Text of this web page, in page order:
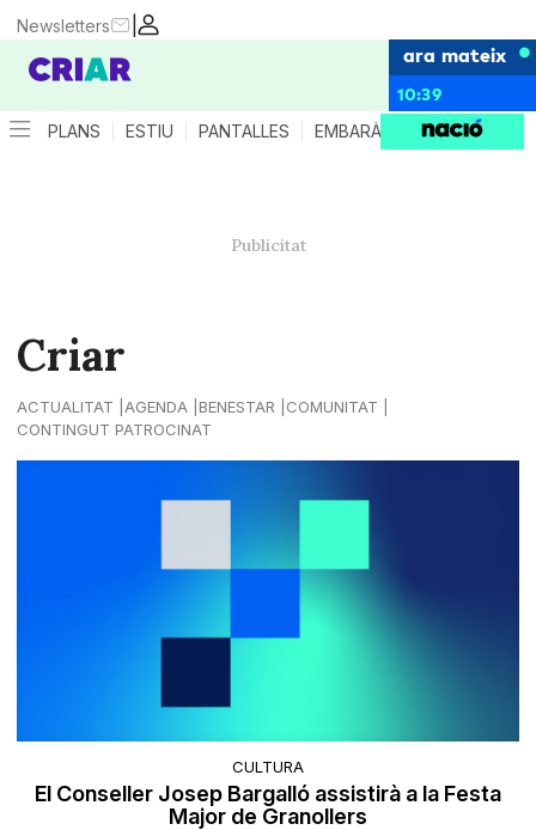
|
Newsletters
ara mateix
10:39
PLANS ESTIU PANTALLES EMBARÀS CRIANÇA
Criar
ACTUALITAT AGENDA BENESTAR
COMUNITAT
CONTINGUT PATROCINAT
CULTURA
El Conseller Josep Bargalló assistirà a la Festa
Major de Granollers